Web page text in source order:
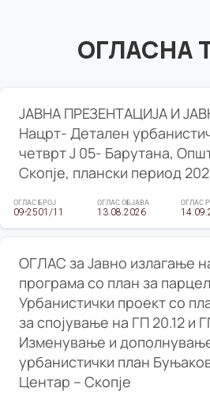
ОГЛАСНА
ЈАВНА ПРЕЗЕНТАЦИЈА И
Нацрт- Детален
четврт Ј 05- Барутана,
Скопје, плански период
ОГЛАС БРОЈ
09-2501/11
ОГЛАС ОБЈАВА
13.08.2026
ОГЛАС
ОГЛАС за Јавно излагање
програма со план за
Урбанистички проект со
за спојување на ГП 20.12 и
Изменување и
урбанистички план
Центар – Скопје